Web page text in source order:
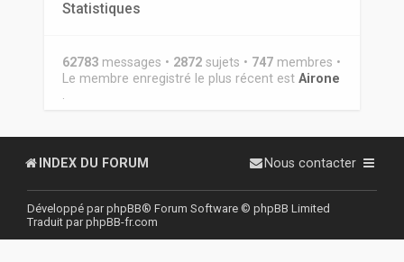
Statistiques
62783messages • 2872sujets • 747membres •
Le membre enregistré le plus récent est Airone
.
INDEX DU FORUM Nous contacter
Développé parphpBB® Forum Software © phpBB Limited
Traduit parphpBB-fr.com